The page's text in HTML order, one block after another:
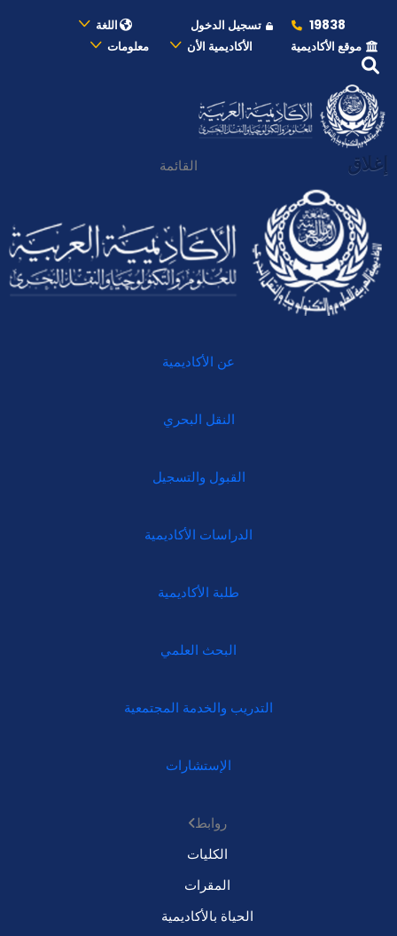
19838 تسجيل الدخول
اللغة
موقع الأكاديمية
الأكاديمية الأن معلومات
إغلاق القائمة
عن الأكاديمية
النقل البحري
القبول والتسجيل
الدراسات الأكاديمية
طلبة الأكاديمية
البحث العلمي
التدريب والخدمة المجتمعية
الإستشارات
روابط
الكليات
المقرات
الحياة بالأكاديمية